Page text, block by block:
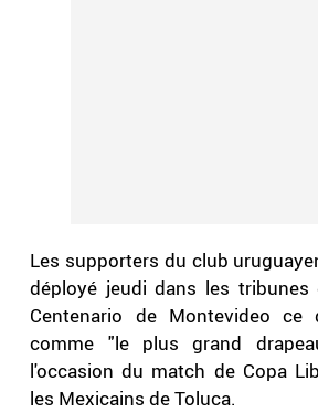
Les supporters du club
déployé jeudi dans les
Centenario de Montevideo ce
comme "le plus grand
l'occasion du match de Copa
les Mexicains de Toluca.